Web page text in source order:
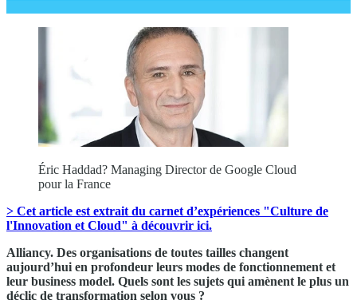
Éric Haddad? Managing Director de Google Cloud
pour la France
> Cet article est extrait du carnet d’expériences "Culture de
l'Innovation et Cloud" à découvrir ici.
Alliancy. Des organisations de toutes tailles changent
aujourd’hui en profondeur leurs modes de fonctionnement et
leur business model. Quels sont les sujets qui amènent le plus un
déclic de transformation selon vous ?